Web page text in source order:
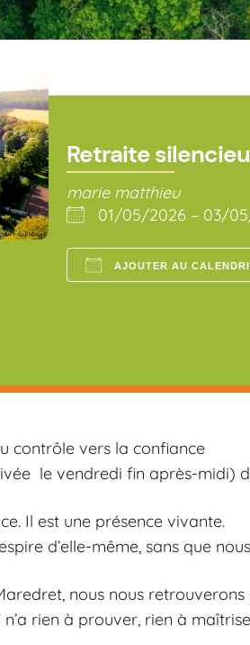
Retraite
marie matthieu
01/05/2026 – 03/
AJOUTER AU
contrôle vers la confiance
le vendredi fin après-midi)
Il est une présence vivante.
d’elle-même, sans que
nous nous
rien à prouver, rien à